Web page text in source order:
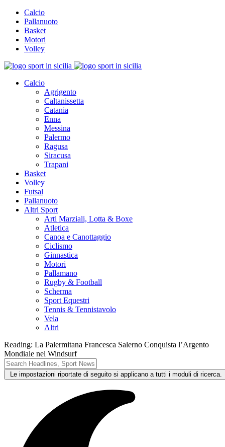
Calcio
Pallanuoto
Basket
Motori
Volley
Calcio
Agrigento
Caltanissetta
Catania
Enna
Messina
Palermo
Ragusa
Siracusa
Trapani
Basket
Volley
Futsal
Pallanuoto
Altri Sport
Arti Marziali, Lotta & Boxe
Atletica
Canoa e Canottaggio
Ciclismo
Ginnastica
Motori
Pallamano
Rugby & Football
Scherma
Sport Equestri
Tennis & Tennistavolo
Vela
Altri
Reading: La Palermitana Francesca Salerno Conquista l’Argento
Mondiale nel Windsurf